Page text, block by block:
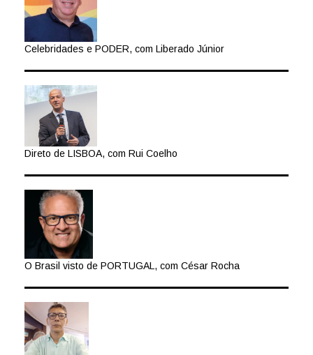
Celebridades e PODER, com Liberado Júnior
Direto de LISBOA, com Rui Coelho
O Brasil visto de PORTUGAL, com César Rocha